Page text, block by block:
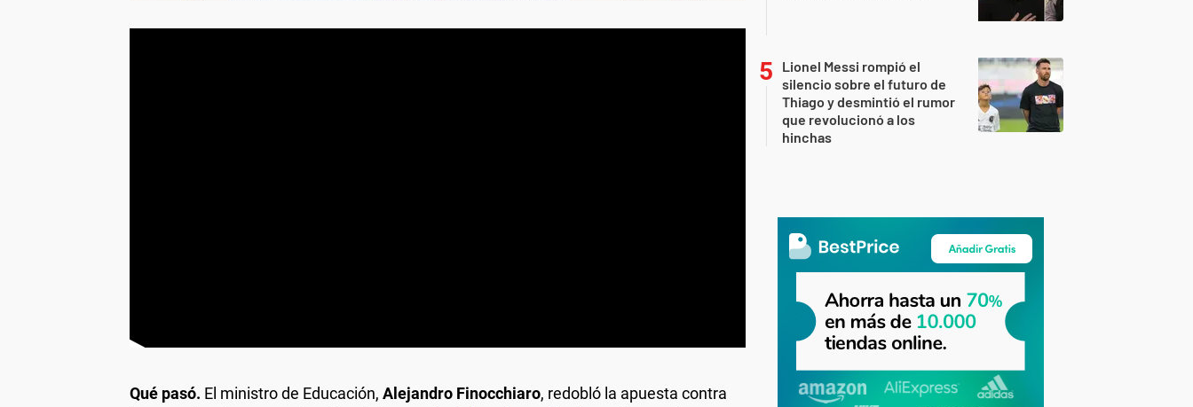
Qué pasó. El ministro de Educación, Alejandro Finocchiaro, redobló la apuesta contra
Lionel Messi rompió el
silencio sobre el futuro de
Thiago y desmintió el rumor
que revolucionó a los
hinchas